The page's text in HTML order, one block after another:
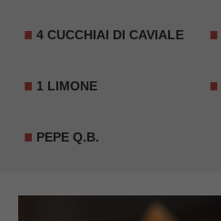
4 CUCCHIAI DI CAVIALE
1 LIMONE
PEPE Q.B.